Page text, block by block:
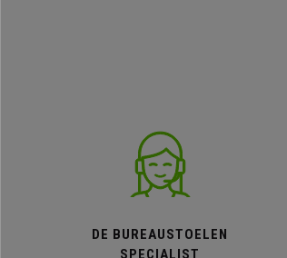
DE BUREAUSTOELEN
SPECIALIST